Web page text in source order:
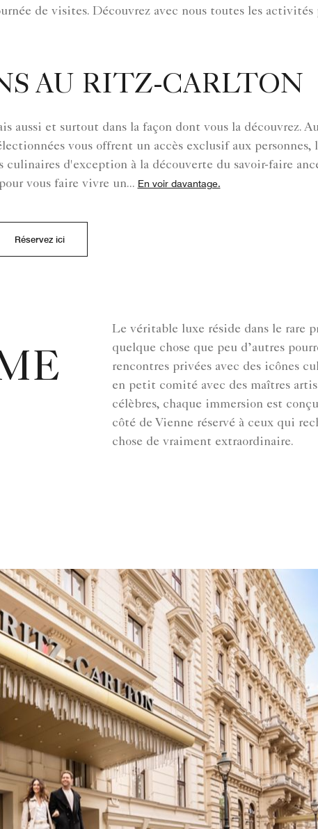
de visites. Découvrez avec nous toutes les activités
AU RITZ-CARLTON
aussi et surtout dans la façon dont vous la découvrez.
vous offrent un accès exclusif aux personnes,
d'exception à la découverte du savoir-faire
vous faire vivre un... En voir davantage.
Réservez ici
Le véritable luxe réside dans le rare
quelque chose que peu d’autres
rencontres privées avec des icônes
en petit comité avec des maîtres
célèbres, chaque immersion est
côté de Vienne réservé à ceux qui
chose de vraiment extraordinaire.